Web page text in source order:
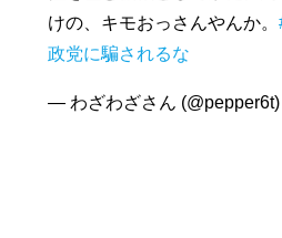
けの、キモおっさんやんか。
政党に騙されるな
— わざわざさん (@pepper6t)